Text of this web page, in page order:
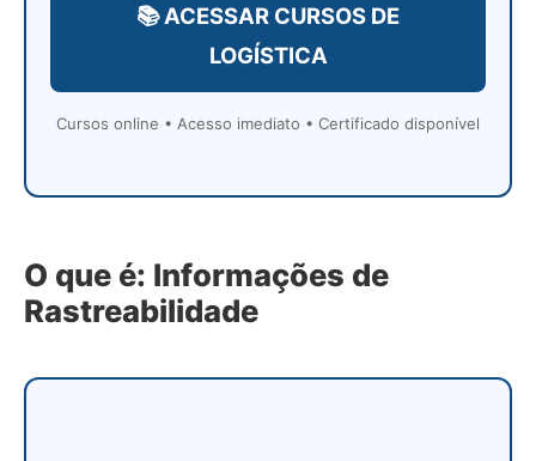
📚 ACESSAR CURSOS DE
LOGÍSTICA
Cursos online • Acesso imediato • Certificado disponível
O que é: Informações de
Rastreabilidade